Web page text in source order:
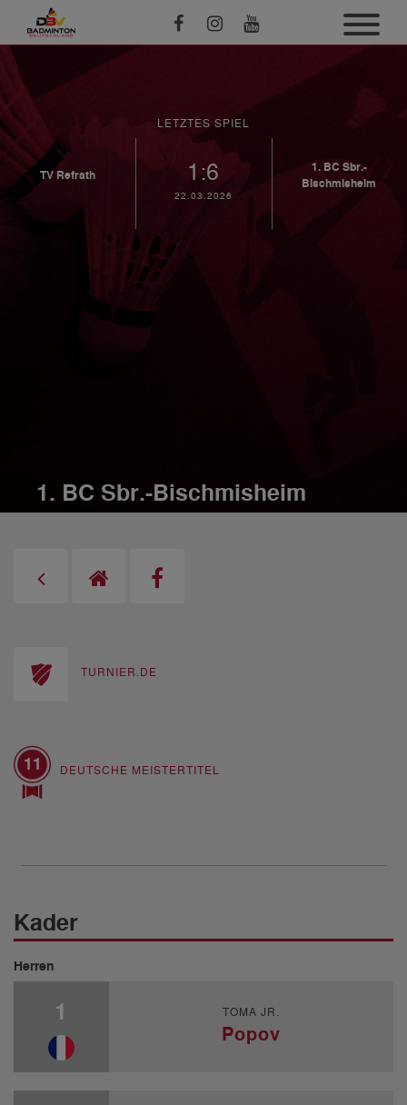
LETZTES SPIEL
TV Refrath 1:6
22.03.2026
1. BC Sbr.-
Bischmisheim
1. BC Sbr.-Bischmisheim
TURNIER.DE
DEUTSCHE MEISTERTITEL
11
Kader
Herren
1 TOMA JR.
Popov